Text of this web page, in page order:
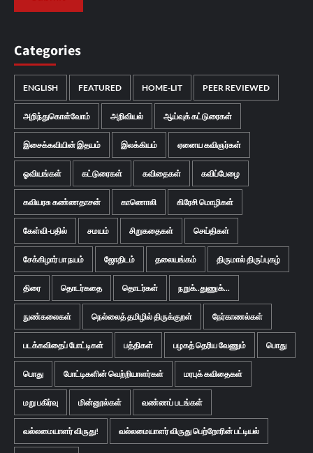
Categories
ENGLISH FEATURED HOME-LIT PEER REVIEWED
அறிந்துகொள்வோம் அறிவியல் ஆய்வுக் கட்டுரைகள்
இசைக்கவியின் இதயம் இலக்கியம் ஏனைய கவிஞர்கள்
ஓவியங்கள் கட்டுரைகள் கவிதைகள் கவிப்பேழை
கவியரசு கண்ணதாசன் காணொலி கிரேசி மொழிகள்
கேள்வி-பதில் சமயம் சிறுகதைகள் செய்திகள்
சேக்கிழார் பா நயம் ஜோதிடம் தலையங்கம் திருமால் திருப்புகழ்
திரை தொடர்கதை தொடர்கள் நறுக்..துணுக்...
நுண்கலைகள் நெல்லைத் தமிழில் திருக்குறள் நேர்காணல்கள்
படக்கவிதைப் போட்டிகள் பத்திகள் பழகத் தெரிய வேணும் பொது
பொது போட்டிகளின் வெற்றியாளர்கள் மரபுக் கவிதைகள்
மறு பகிர்வு மின்னூல்கள் வண்ணப் படங்கள்
வல்லமையாளர் விருது! வல்லமையாளர் விருது பெற்றோரின் பட்டியல்